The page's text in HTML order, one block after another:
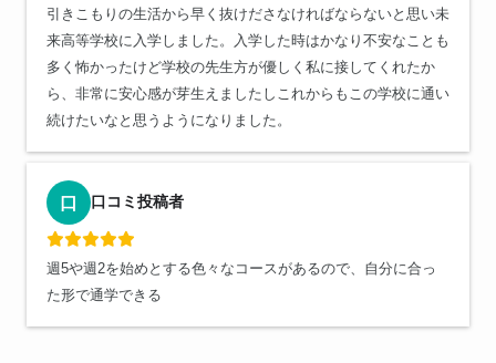
引きこもりの生活から早く抜けださなければならないと思い未
来高等学校に入学しました。入学した時はかなり不安なことも
多く怖かったけど学校の先生方が優しく私に接してくれたか
ら、非常に安心感が芽生えましたしこれからもこの学校に通い
続けたいなと思うようになりました。
口 口コミ投稿者
週5や週2を始めとする色々なコースがあるので、自分に合っ
た形で通学できる